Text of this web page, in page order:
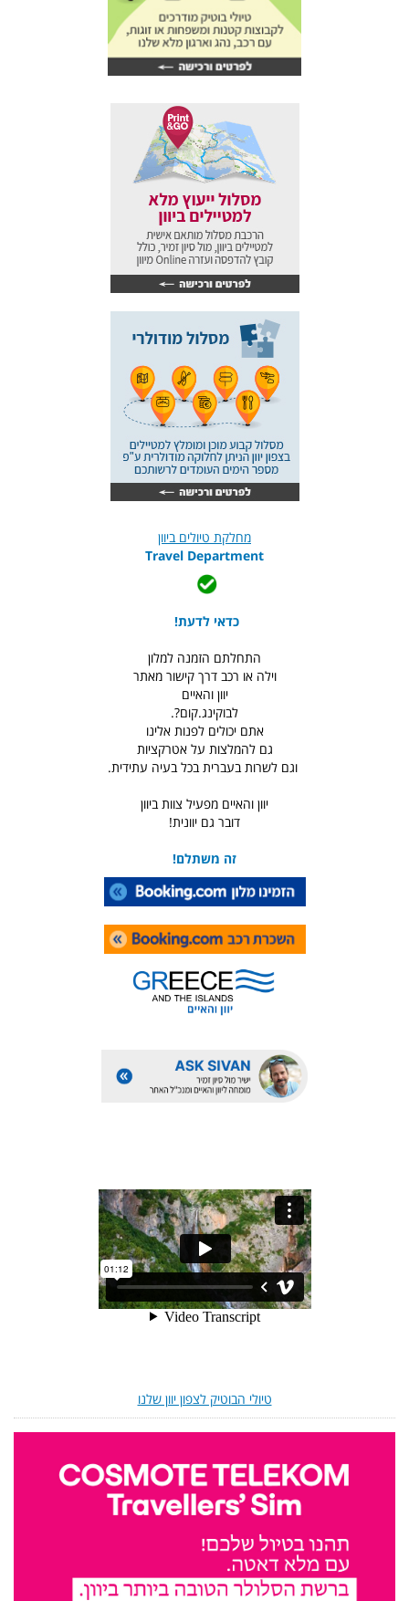
מחלקת טיולים ביוון
Travel Department
כדאי לדעת!
התחלתם הזמנה למלון
וילה או רכב דרך קישור מאתר
יוון והאיים
לבוקינג.קום?.
אתם יכולים לפנות אלינו
גם להמלצות על אטרקציות
וגם לשרות בעברית בכל בעיה עתידית.
יוון והאיים מפעיל צוות ביוון
דובר גם יוונית!
זה משתלם!
טיולי הבוטיק לצפון יוון שלנו